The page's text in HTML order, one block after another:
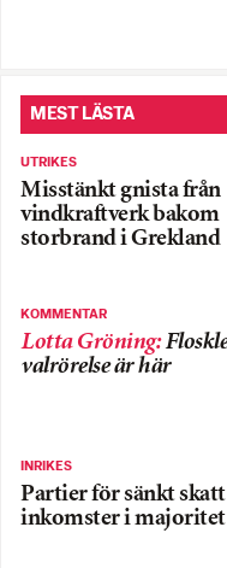
MEST LÄSTA
UTRIKES
Misstänkt gnista från
vindkraftverk bakom
storbrand i Grekland
KOMMENTAR
Lotta Gröning:
valrörelse är här
INRIKES
Partier för sänkt skatt
inkomster i majoritet